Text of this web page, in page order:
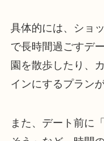
具体的には、ショ
で長時間過ごすデ
園を散歩したり、
インにするプラン
また、デート前に